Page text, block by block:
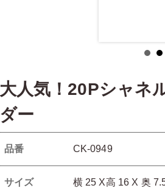
大人気！20Pシャネ
ダー
品番 CK-0949
サイズ 横 25 X高 16 X 奥